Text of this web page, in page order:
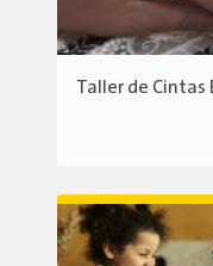
Taller de Cintas